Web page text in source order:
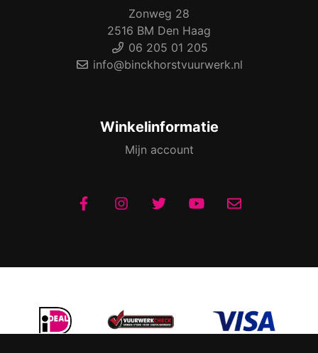
Zonweg 28
2516 BM Den Haag
06 205 01 205
info@binckhorstvuurwerk.nl
Winkelinformatie
Mijn account